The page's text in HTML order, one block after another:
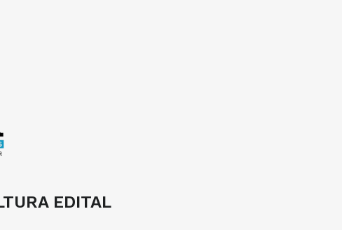
EDITAL